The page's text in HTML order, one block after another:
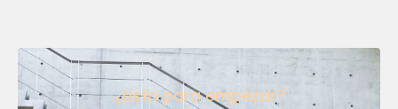
¿Listo para empezar?